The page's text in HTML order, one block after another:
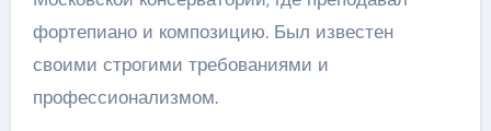
фортепиано и композицию. Был известен
своими строгими требованиями и
профессионализмом.